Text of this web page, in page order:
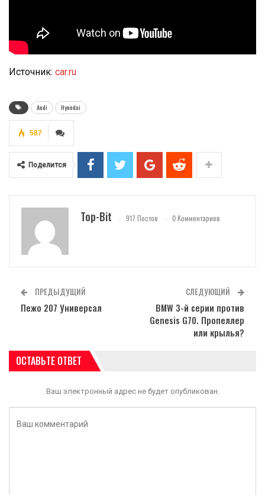
Источник: car.ru
Audi Hyundai
587
Поделится
Top-Bit 917 Постов 0 Комментариев
ПРЕДЫДУЩИЙ
Пежо 207 Универсал
СЛЕДУЮЩИЙ
BMW 3-й серии против
Genesis G70. Пропеллер
или крылья?
ОСТАВЬТЕ ОТВЕТ
Ваш электронный адрес не будет опубликован.